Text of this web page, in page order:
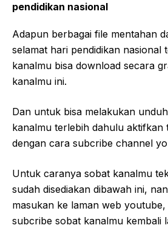
pendidikan nasional
Adapun berbagai file mentahan
selamat hari pendidikan nasional
kanalmu bisa download secara
kanalmu ini.
Dan untuk bisa melakukan
kanalmu terlebih dahulu aktifkan
dengan cara subcribe channel
Untuk caranya sobat kanalmu
sudah disediakan dibawah ini,
masukan ke laman web youtube,
subcribe sobat kanalmu kembali